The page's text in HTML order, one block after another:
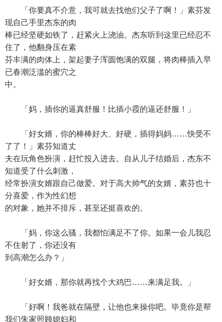
「你要真不介意，我可就去找他们父子了啊！」素芬发
现自己手里杰东的肉
棒已经坚硬如铁了，赶紧火上浇油。杰东听到这里已经忍不
住了，他翻身压在素
芬丰满的肉体上，架起妻子浑圆饱满的双腿，将肉棒插入早
已春潮泛滥的蜜穴之
中。
「妈，插你的逼真舒服！比插小霞的逼还舒服！」
「好女婿，你的棒棒好大、好硬，插得妈妈……快受不
了了！」素芬知道丈
夫在玩角色扮演，赶忙投入进去。自从儿子结婚后，杰东不
知道受了什么刺激，
经常扮演女婿跟自己做爱。对于高大帅气的女婿，素芬也十
分喜爱，作为性幻想
的对象，她并不排斥，甚至还挺喜欢的。
「妈，你这么骚，我都怕满足不了你。如果一会儿我忍
不住射了，你还没有
到高潮怎么办？」
「好女婿，那你就再找个大鸡巴……来满足我。」
「好啊！我爸就在隔壁，让他也来操你吧。毕竟你是帮
我们朱家照顾媳妇和